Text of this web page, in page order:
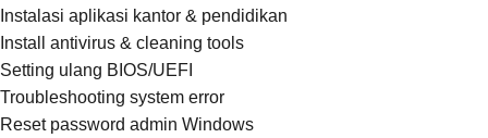
Instalasi aplikasi kantor & pendidikan
Install antivirus & cleaning tools
Setting ulang BIOS/UEFI
Troubleshooting system error
Reset password admin Windows